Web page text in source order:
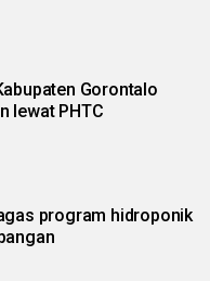
Gorontalo
lewat PHTC
program hidroponik